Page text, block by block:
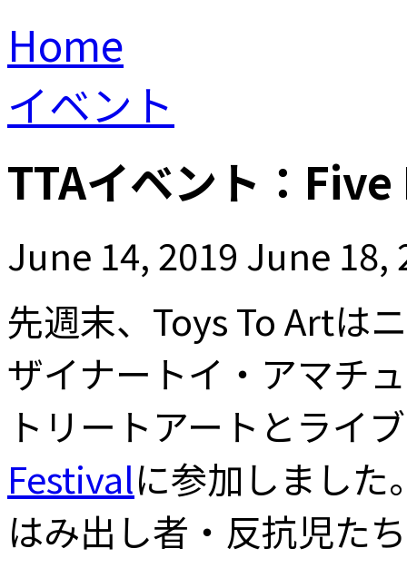
Home
イベント
TTAイベント：
June 14, 2019 June 18,
先週末、Toys To Artは
ザイナートイ・アマチ
トリートアートとライ
Festivalに参加しまし
はみ出し者・反抗児た